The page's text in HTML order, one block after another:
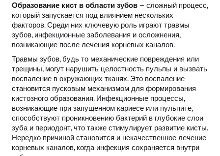
Образование кист в области зубов — сложный процесс,
который запускается под влиянием нескольких
факторов. Среди них ключевую роль играют травмы
зубов, инфекционные заболевания и осложнения,
возникающие после лечения корневых каналов.
Травмы зубов, будь то механические повреждения или
трещины, могут нарушить целостность пульпы и вызвать
воспаление в окружающих тканях. Это воспаление
становится пусковым механизмом для формирования
кистозного образования. Инфекционные процессы,
возникающие при запущенном кариесе или пульпите,
способствуют проникновению бактерий в глубокие слои
зуба и периодонт, что также стимулирует развитие кисты.
Нередко причиной становится и некачественное лечение
корневых каналов, когда инфекция сохраняется внутри